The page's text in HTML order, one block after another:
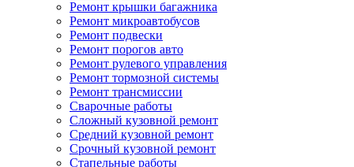
Ремонт крышки багажника
Ремонт микроавтобусов
Ремонт подвески
Ремонт порогов авто
Ремонт рулевого управления
Ремонт тормозной системы
Ремонт трансмиссии
Сварочные работы
Сложный кузовной ремонт
Средний кузовной ремонт
Срочный кузовной ремонт
Стапельные работы